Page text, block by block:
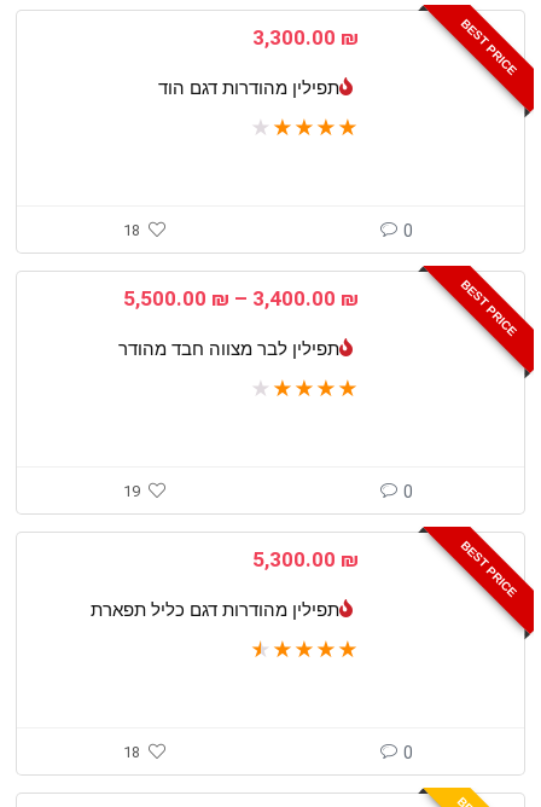
BEST PRICE
3,300.00 ₪
תפילין מהודרות דגם הוד
★
★
★
★
★
18 0
BEST PRICE
3,400.00 ₪
–
5,500.00 ₪
תפילין לבר מצווה חבד מהודר
★
★
★
★
★
19 0
BEST PRICE
5,300.00 ₪
תפילין מהודרות דגם כליל תפארת
★
★
★
★
★
18 0